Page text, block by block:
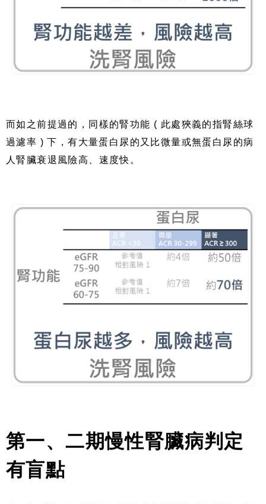
而如之前提過的，同樣的腎功能 ( 此處狹義的指腎絲球
過濾率 ) 下，有大量蛋白尿的又比微量或無蛋白尿的病
人腎臟衰退風險高、速度快。
第一、二期慢性腎臟病判定
有盲點